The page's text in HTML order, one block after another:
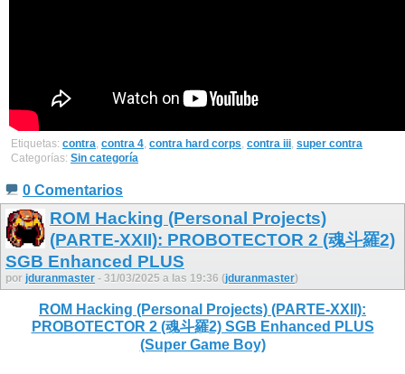
Etiquetas: contra, contra 4, contra hard corps, contra iii, super contra
Categorías: Sin categoría
0 Comentarios
ROM Hacking (Personal Projects)
(PARTE-XXII): PROBOTECTOR 2 (魂斗羅2)
SGB Enhanced PLUS
por jduranmaster - 31/03/2025 a las 19:36 (jduranmaster)
ROM Hacking (Personal Projects) (PARTE-XXII):
PROBOTECTOR 2 (魂斗羅2) SGB Enhanced PLUS
(Super Game Boy)